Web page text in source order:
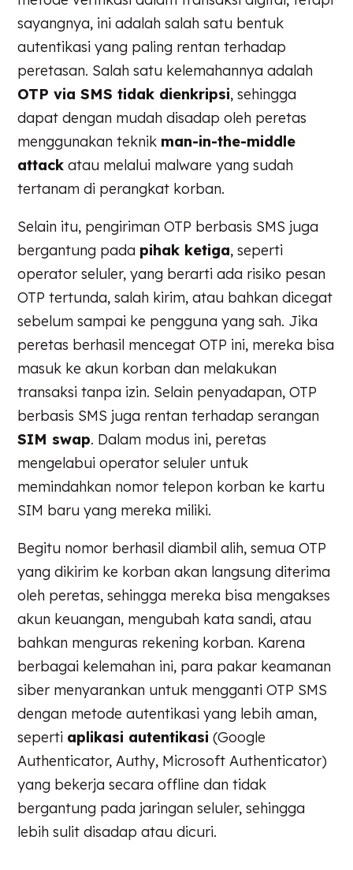
sayangnya, ini adalah salah satu bentuk
autentikasi yang paling rentan terhadap
peretasan. Salah satu kelemahannya adalah
OTP via SMS tidak dienkripsi, sehingga
dapat dengan mudah disadap oleh peretas
menggunakan teknik man-in-the-middle
attack atau melalui malware yang sudah
tertanam di perangkat korban.
Selain itu, pengiriman OTP berbasis SMS juga
bergantung pada pihak ketiga, seperti
operator seluler, yang berarti ada risiko pesan
OTP tertunda, salah kirim, atau bahkan dicegat
sebelum sampai ke pengguna yang sah. Jika
peretas berhasil mencegat OTP ini, mereka bisa
masuk ke akun korban dan melakukan
transaksi tanpa izin. Selain penyadapan, OTP
berbasis SMS juga rentan terhadap serangan
SIM swap. Dalam modus ini, peretas
mengelabui operator seluler untuk
memindahkan nomor telepon korban ke kartu
SIM baru yang mereka miliki.
Begitu nomor berhasil diambil alih, semua OTP
yang dikirim ke korban akan langsung diterima
oleh peretas, sehingga mereka bisa mengakses
akun keuangan, mengubah kata sandi, atau
bahkan menguras rekening korban. Karena
berbagai kelemahan ini, para pakar keamanan
siber menyarankan untuk mengganti OTP SMS
dengan metode autentikasi yang lebih aman,
seperti aplikasi autentikasi (Google
Authenticator, Authy, Microsoft Authenticator)
yang bekerja secara offline dan tidak
bergantung pada jaringan seluler, sehingga
lebih sulit disadap atau dicuri.